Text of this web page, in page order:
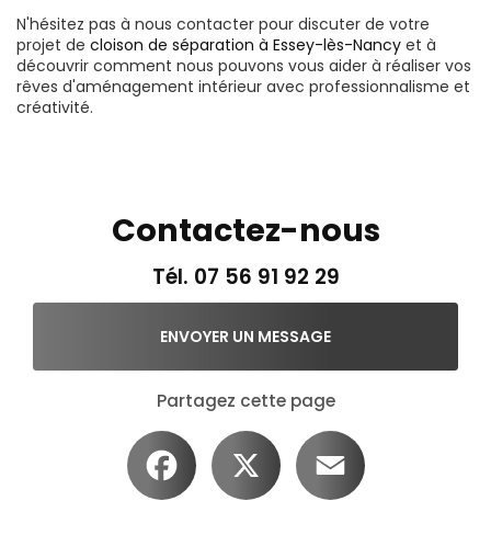
N'hésitez pas à nous contacter pour discuter de votre
projet de cloison de séparation à Essey-lès-Nancy et à
découvrir comment nous pouvons vous aider à réaliser vos
rêves d'aménagement intérieur avec professionnalisme et
créativité.
Contactez-nous
Tél. 07 56 91 92 29
ENVOYER UN MESSAGE
Partagez cette page
Facebook